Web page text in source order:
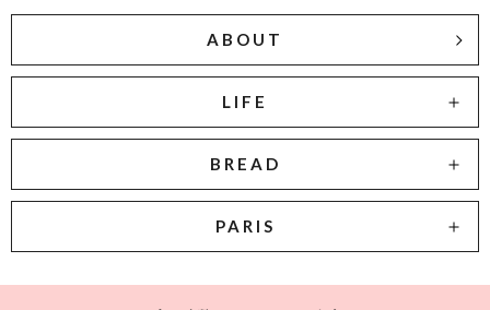
ABOUT
LIFE
BREAD
PARIS